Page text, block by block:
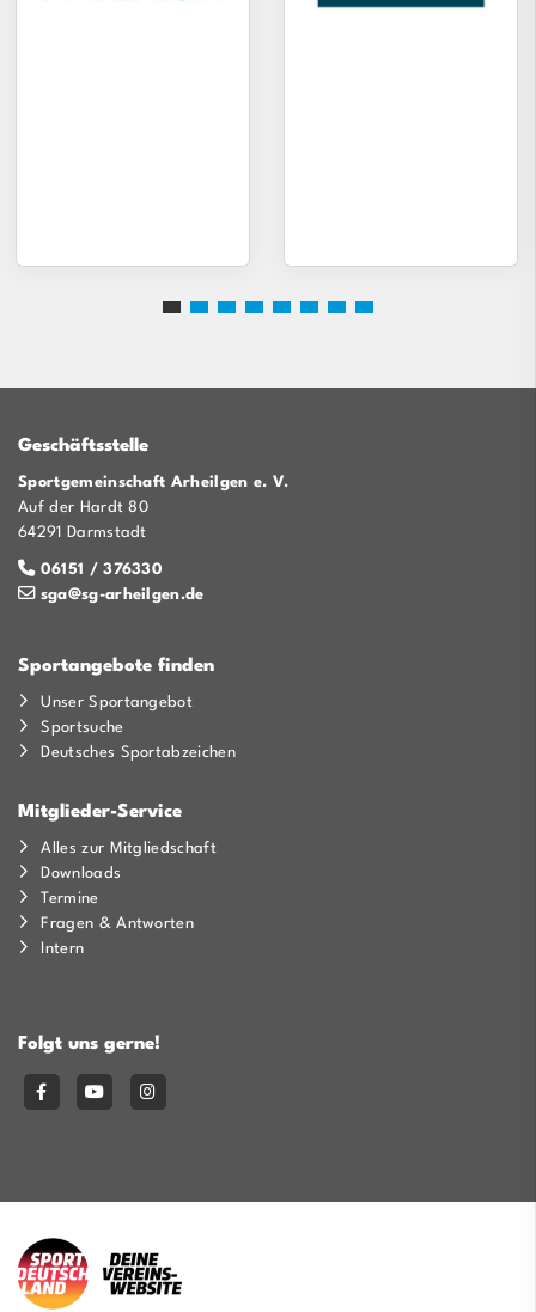
Geschäftsstelle
Sportgemeinschaft Arheilgen e. V.
Auf der Hardt 80
64291 Darmstadt
06151 / 376330
sga@sg-arheilgen.de
Sportangebote finden
Unser Sportangebot
Sportsuche
Deutsches Sportabzeichen
Mitglieder-Service
Alles zur Mitgliedschaft
Downloads
Termine
Fragen & Antworten
Intern
Folgt uns gerne!